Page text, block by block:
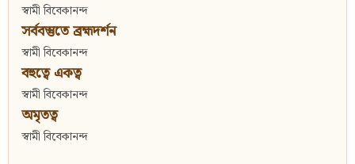
স্বামী বিবেকানন্দ
সর্ববস্তুতে ব্রহ্মদর্শন
স্বামী বিবেকানন্দ
বহুত্বে একত্ব
স্বামী বিবেকানন্দ
অমৃতত্ব
স্বামী বিবেকানন্দ